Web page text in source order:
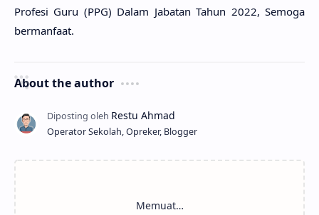
Profesi Guru (PPG) Dalam Jabatan Tahun 2022, Semoga
bermanfaat.
About the author
Operator Sekolah, Opreker, Blogger